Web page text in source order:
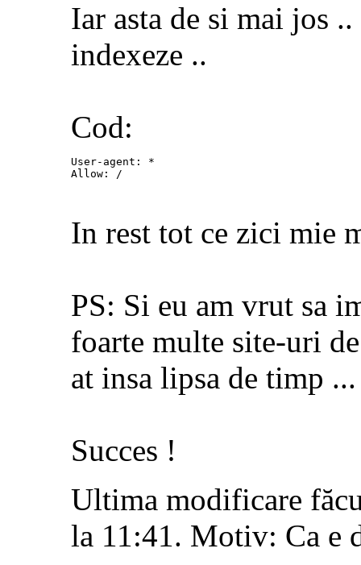
Iar asta de si mai jos
indexeze ..
Cod:
User-agent: *
Allow: /
In rest tot ce zici mie
PS: Si eu am vrut sa
foarte multe site-uri
at insa lipsa de timp ...
Succes !
Ultima modificare
la 11:41. Motiv: Ca e